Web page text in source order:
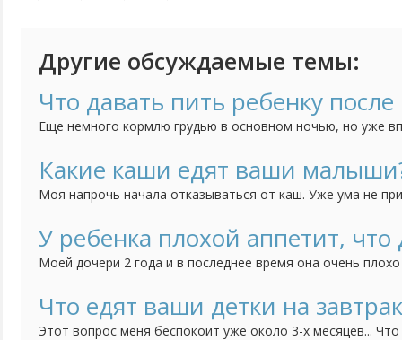
Другие обсуждаемые темы:
Что давать пить ребенку после
Еще немного кормлю грудью в основном ночью, но уже
хочу.
Какие каши едят ваши
Моя напрочь начала отказываться от каш. Уже ума не
У ребенка плохой аппетит, что
Моей дочери 2 года и в последнее время она очень
лопает все что даю в больших или нормальных порциях,
несколько вообще может ничего не есть. Накормить
Что едят ваши детки на
Этот вопрос меня беспокоит уже около 3-х месяцев...